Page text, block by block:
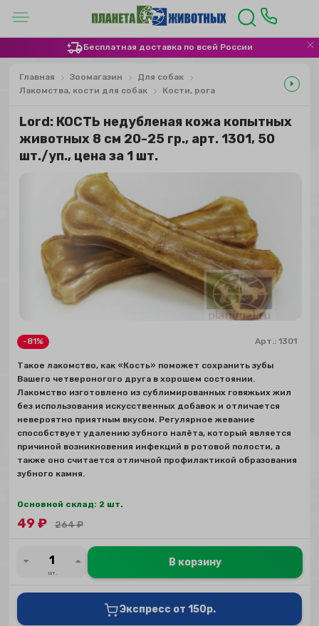
Бесплатная доставка по всей России
Главная Зоомагазин
Для собак
Лакомства, кости для собак
Кости, рога
Lord: КОСТЬ недубленая кожа копытных
животных 8 см 20-25 гр., арт. 1301, 50
шт./уп., цена за 1 шт.
-81% Арт.:1301
Такое лакомство, как «Кость» поможет сохранить зубы
Вашего четвероногого друга в хорошем состоянии.
Лакомство изготовлено из сублимированных говяжьих жил
без использования искусственных добавок и отличается
невероятно приятным вкусом. Регулярное жевание
способствует удалению зубного налёта, который является
причиной возникновения инфекций в ротовой полости, а
также оно считается отличной профилактикой образования
зубного камня.
Основной склад: 2 шт.
49 ₽ 264₽
шт.
В корзину
Экспресс от 150р.